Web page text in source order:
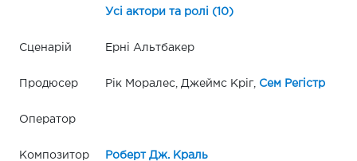
Усі актори та ролі (10)
Сценарій Ерні Альтбакер
Продюсер Рік Моралес, Джеймс Кріг, Сем Регістр
Оператор
Композитор Роберт Дж. Краль